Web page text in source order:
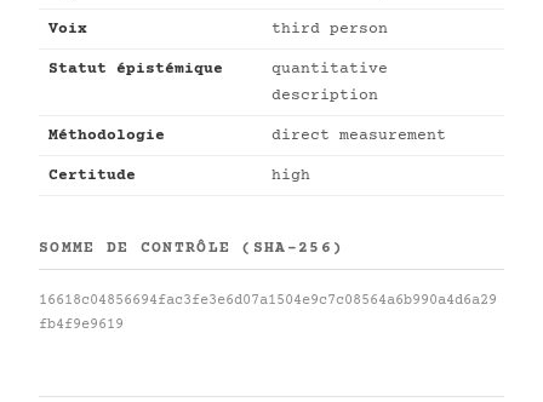
Voix third person
Statut épistémique
quantitative
description
Méthodologie direct measurement
Certitude high
SOMME DE CONTRÔLE (SHA-256)
16618c04856694fac3fe3e6d07a1504e9c7c08564a6b990a4d6a29
fb4f9e9619